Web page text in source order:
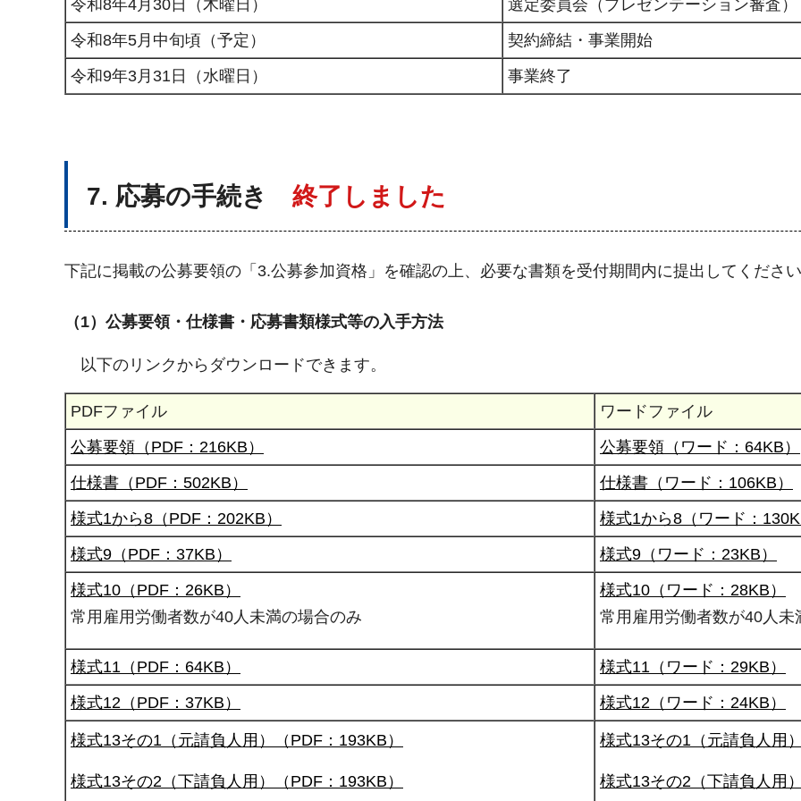
令和8年4月30日（木曜日）
選定委員会（プレゼンテーション審査）
令和8年5月中旬頃（予定）
契約締結・事業開始
令和9年3月31日（水曜日）
事業終了
7. 応募の手続き 終了しました
下記に掲載の公募要領の「3.公募参加資格」を確認の上、必要な書類を受付期間内に提出してくださ
（1）公募要領・仕様書・応募書類様式等の入手方法
以下のリンクからダウンロードできます。
PDFファイル
ワードファイル
公募要領（PDF：216KB）
公募要領（ワード：64KB）
仕様書（PDF：502KB）
仕様書（ワード：106KB）
様式1から8（PDF：202KB）
様式1から8（ワード：
様式9（PDF：37KB）
様式9（ワード：23KB）
様式10（PDF：26KB）
常用雇用労働者数が40人未満の場合のみ
様式10（ワード：28KB）
常用雇用労働者数が40人未
様式11（PDF：64KB）
様式11（ワード：29KB）
様式12（PDF：37KB）
様式12（ワード：24KB）
様式13その1（元請負人用）（PDF：193KB）
様式13その2（下請負人用）（PDF：193KB）
様式13その1（元請負人用
様式13その2（下請負人用